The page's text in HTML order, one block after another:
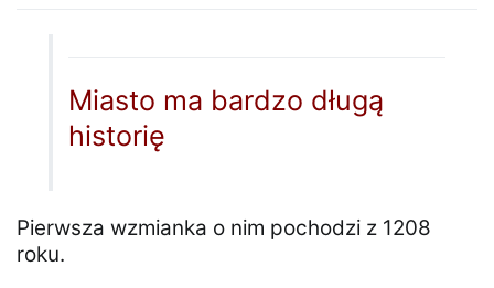
Miasto ma bardzo długą
historię
Pierwsza wzmianka o nim pochodzi z 1208
roku.